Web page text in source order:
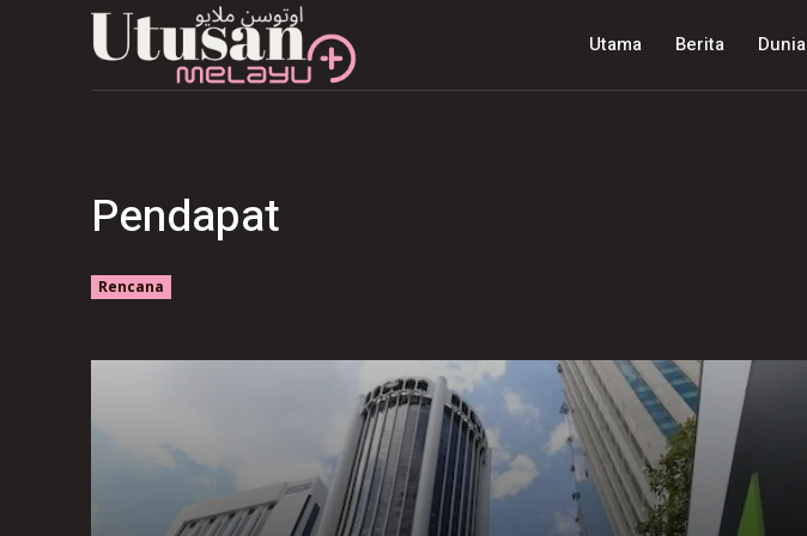
Utama Berita Dunia
Pendapat
Rencana